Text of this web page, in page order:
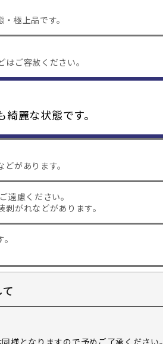
極上品です。
ご容赦ください。
麗な状態です。
があります。
遠慮ください。
がれなどがあります。
様となりますので予めご了承ください。